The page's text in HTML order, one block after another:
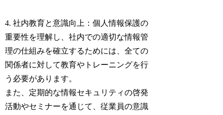
4. 社内教育と意識向上：個人情報保護の
重要性を理解し、社内での適切な情報管
理の仕組みを確立するためには、全ての
関係者に対して教育やトレーニングを行
う必要があります。
また、定期的な情報セキュリティの啓発
活動やセミナーを通じて、従業員の意識